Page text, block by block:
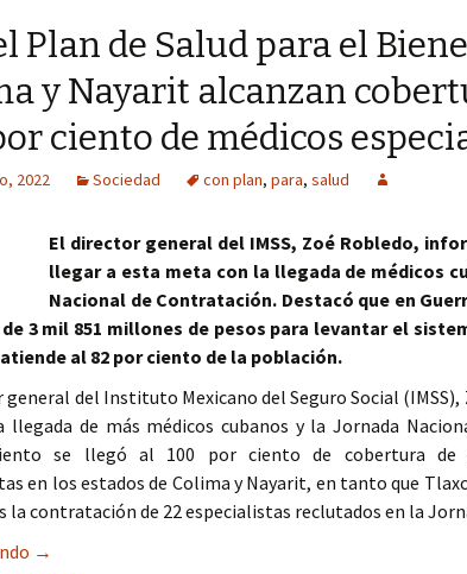
Plan de Salud para el
y Nayarit alcanzan
ciento de médicos
2022 Sociedad con plan, para, salud
El director general del IMSS, Zoé Robledo,
llegar a esta meta con la llegada de médicos
Nacional de Contratación. Destacó que en
3 mil 851 millones de pesos para levantar el
al 82 por ciento de la población.
general del Instituto Mexicano del Seguro Social
llegada de más médicos cubanos y la Jornada
se llegó al 100 por ciento de cobertura de
en los estados de Colima y Nayarit, en tanto que
la contratación de 22 especialistas reclutados en la
Con el Plan de Salud para el Bienestar, Colima y
→